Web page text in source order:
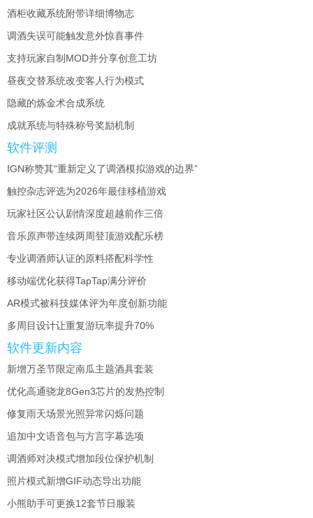
酒柜收藏系统附带详细博物志
调酒失误可能触发意外惊喜事件
支持玩家自制MOD并分享创意工坊
昼夜交替系统改变客人行为模式
隐藏的炼金术合成系统
成就系统与特殊称号奖励机制
软件评测
IGN称赞其“重新定义了调酒模拟游戏的边界”
触控杂志评选为2026年最佳移植游戏
玩家社区公认剧情深度超越前作三倍
音乐原声带连续两周登顶游戏配乐榜
专业调酒师认证的原料搭配科学性
移动端优化获得TapTap满分评价
AR模式被科技媒体评为年度创新功能
多周目设计让重复游玩率提升70%
软件更新内容
新增万圣节限定南瓜主题酒具套装
优化高通骁龙8Gen3芯片的发热控制
修复雨天场景光照异常闪烁问题
追加中文语音包与方言字幕选项
调酒师对决模式增加段位保护机制
照片模式新增GIF动态导出功能
小熊助手可更换12套节日服装